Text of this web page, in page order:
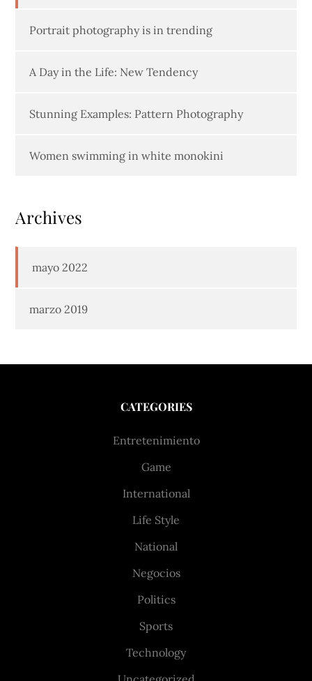
Portrait photography is in trending
A Day in the Life: New Tendency
Stunning Examples: Pattern Photography
Women swimming in white monokini
Archives
mayo 2022
marzo 2019
CATEGORIES
Entretenimiento
Game
International
Life Style
National
Negocios
Politics
Sports
Technology